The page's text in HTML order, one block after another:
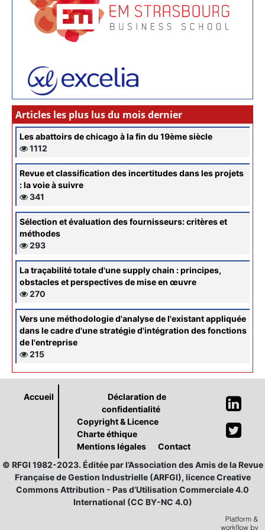
Articles les plus lus du mois dernier
Les abattoirs de chicago à la fin du 19ème siècle
1112
Revue et classification des incertitudes dans les projets
: la voie à suivre
341
Sélection et évaluation des fournisseurs: critères et
méthodes
293
La traçabilité totale d'une supply chain : principes,
obstacles et perspectives de mise en œuvre
270
Vers une méthodologie d'analyse de l'existant appliquée
dans le cadre d'une stratégie d'intégration des fonctions
de l'entreprise
215
Accueil
Déclaration de
confidentialité
Copyright & Licence
Charte éthique
Mentions légales
Contact
© RFGI 1982-2023. Éditée par l’Association des Amis de la Revue
Française de Gestion Industrielle (ARFGI), licence Creative
Commons Attribution - Pas d’Utilisation Commerciale 4.0
International (CC BY-NC 4.0)